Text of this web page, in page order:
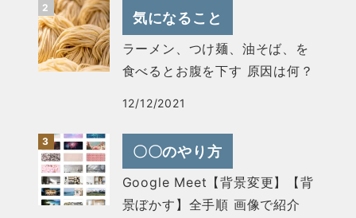
気になること
ラーメン、つけ麺、油そば、を
食べるとお腹を下す 原因は何？
12/12/2021
〇〇のやり方
Google Meet【背景変更】【背
景ぼかす】全手順 画像で紹介